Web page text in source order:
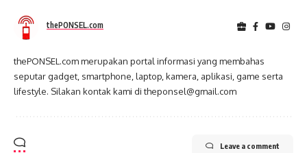
thePONSEL.com
thePONSEL.com merupakan portal informasi yang membahas
seputar gadget, smartphone, laptop, kamera, aplikasi, game serta
lifestyle. Silakan kontak kami di theponsel@gmail.com
Leave a comment